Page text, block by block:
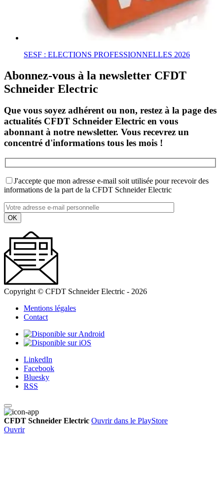
SESF : ELECTIONS PROFESSIONNELLES 2026
Abonnez-vous à la newsletter CFDT
Schneider Electric
Que vous soyez adhérent ou non, restez à la page des
actualités CFDT Schneider Electric en vous
abonnant à notre newsletter. Vous recevrez un
concentré d'informations tous les mois !
J'accepte que mon adresse e-mail soit utilisée pour recevoir des
informations de la part de la CFDT Schneider Electric
Copyright © CFDT Schneider Electric - 2026
Mentions légales
Contact
LinkedIn
Facebook
Bluesky
RSS
CFDT Schneider Electric Ouvrir dans le PlayStore
Ouvrir